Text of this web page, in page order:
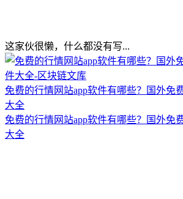
这家伙很懒，什么都没有写...
免费的行情网站app软件有哪些？国外免
大全
免费的行情网站app软件有哪些？国外免
大全